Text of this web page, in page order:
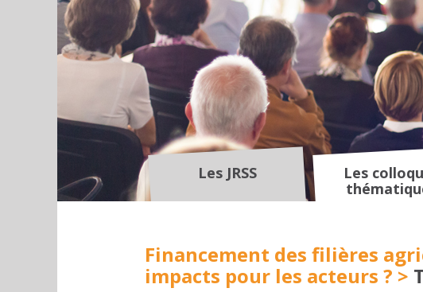
Les JRSS
Les
Financement des filières
impacts pour les acteurs ? >